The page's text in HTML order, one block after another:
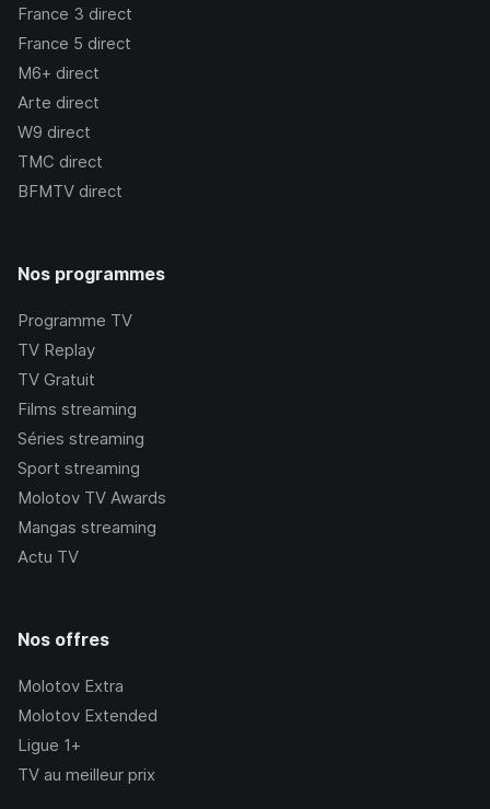
France 3 direct
France 5 direct
M6+ direct
Arte direct
W9 direct
TMC direct
BFMTV direct
Nos programmes
Programme TV
TV Replay
TV Gratuit
Films streaming
Séries streaming
Sport streaming
Molotov TV Awards
Mangas streaming
Actu TV
Nos offres
Molotov Extra
Molotov Extended
Ligue 1+
TV au meilleur prix